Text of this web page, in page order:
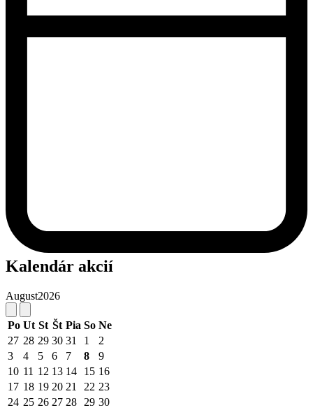
Kalendár akcií
August2026
Po Ut St Št Pia So Ne
27 28 29 30 31 1
2
3
4 5 6 7 8
9
10 11 12 13 14 15 16
17 18 19 20 21 22 23
24 25 26 27 28 29 30